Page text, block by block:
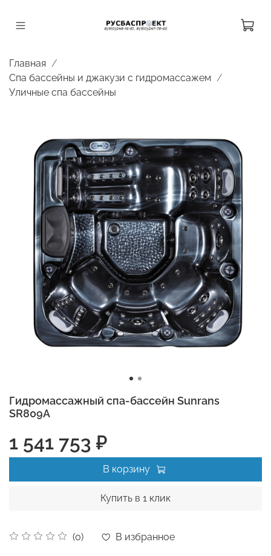
Главная
Спа бассейны и джакузи с гидромассажем
Уличные спа бассейны
Гидромассажный спа-бассейн Sunrans
SR809A
(0) В избранное
1 541 753 ₽
В корзину
Купить в 1 клик